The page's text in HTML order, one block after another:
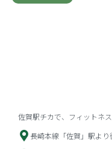
佐賀駅チカで、フィットネ
長崎本線「佐賀」駅より